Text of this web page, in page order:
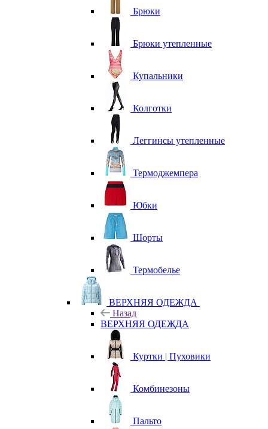
Брюки
Брюки утепленные
Купальники
Колготки
Леггинсы утепленные
Термоджемпера
Юбки
Шорты
Термобелье
ВЕРХНЯЯ ОДЕЖДА
Назад
ВЕРХНЯЯ ОДЕЖДА
Куртки | Пуховики
Комбинезоны
Пальто